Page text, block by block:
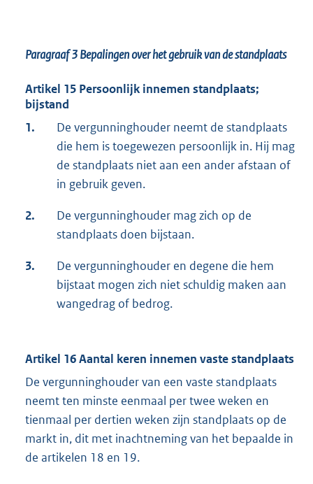
Paragraaf 3 Bepalingen over het gebruik van de standplaats
Artikel 15 Persoonlijk innemen standplaats;
bijstand
1.
De vergunninghouder neemt de standplaats
die hem is toegewezen persoonlijk in. Hij mag
de standplaats niet aan een ander afstaan of
in gebruik geven.
2.
De vergunninghouder mag zich op de
standplaats doen bijstaan.
3.
De vergunninghouder en degene die hem
bijstaat mogen zich niet schuldig maken aan
wangedrag of bedrog.
Artikel 16 Aantal keren innemen vaste standplaats
De vergunninghouder van een vaste standplaats
neemt ten minste eenmaal per twee weken en
tienmaal per dertien weken zijn standplaats op de
markt in, dit met inachtneming van het bepaalde in
de artikelen 18 en 19.